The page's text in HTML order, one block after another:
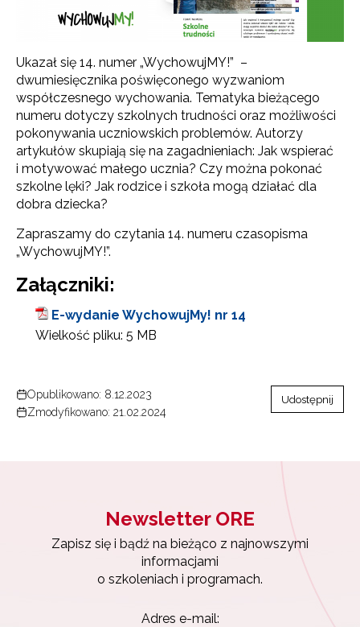
Ukazał się 14. numer „WychowujMY!” –
dwumiesięcznika poświęconego wyzwaniom
współczesnego wychowania. Tematyka bieżącego
numeru dotyczy szkolnych trudności oraz możliwości
pokonywania uczniowskich problemów. Autorzy
artykułów skupiają się na zagadnieniach: Jak wspierać
i motywować małego ucznia? Czy można pokonać
szkolne lęki? Jak rodzice i szkoła mogą działać dla
dobra dziecka?
Zapraszamy do czytania 14. numeru czasopisma
„WychowujMY!”.
Załączniki:
E-wydanie WychowujMy! nr 14
Wielkość pliku: 5 MB
Opublikowano: 8.12.2023
Zmodyfikowano: 21.02.2024
Udostępnij
Newsletter ORE
Zapisz się i bądź na bieżąco z najnowszymi
informacjami
o szkoleniach i programach.
Adres e-mail: